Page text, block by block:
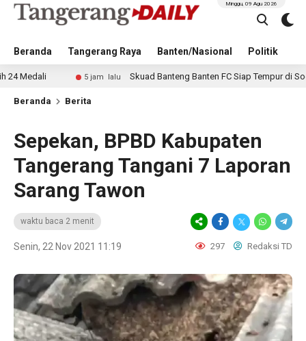
Beranda Tangerang Raya Banten/Nasional Politik
Minggu, 09 Agu 2026
5 jam lalu Skuad Banteng Banten FC Siap Tempur di Soekarno
Beranda Berita
Sepekan, BPBD Kabupaten
Tangerang Tangani 7 Laporan
Sarang Tawon
waktu baca 2 menit
Senin, 22 Nov 2021 11:19 297 Redaksi TD